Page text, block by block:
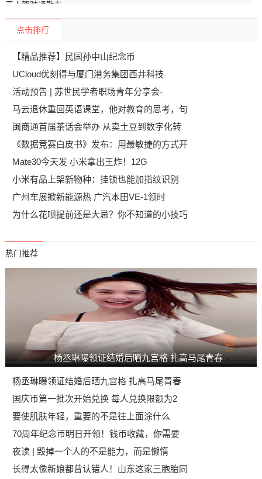
点击排行
【精品推荐】民国孙中山纪念币
UCloud优刻得与厦门港务集团西井科技
活动预告 | 苏世民学者职场青年分享会-
马云退休重回英语课堂，他对教育的思考，句
闽商通首届茶话会举办 从卖土豆到数字化转
《数据竞赛白皮书》发布：用最敏捷的方式开
Mate30今天发 小米拿出王炸！12G
小米有品上架新物种：挂锁也能加指纹识别
广州车展掀新能源热 广汽本田VE-1领时
为什么花呗提前还是大忌？你不知道的小技巧
热门推荐
杨丞琳曝领证结婚后晒九宫格 扎高马尾青春
杨丞琳曝领证结婚后晒九宫格 扎高马尾青春
国庆币第一批次开始兑换 每人兑换限额为2
要使肌肤年轻，重要的不是往上面涂什么
70周年纪念币明日开领！钱币收藏，你需要
夜读 | 毁掉一个人的不是能力，而是懒惰
长得太像新娘都曾认错人！山东这家三胞胎同